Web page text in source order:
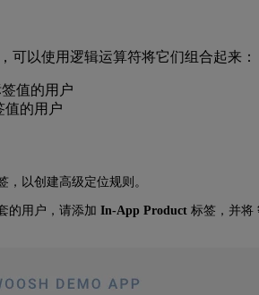
可以使用逻辑运算符将它们组合起来：
值的用户
值的用户
以创建高级定位规则。
的用户，请添加 In-App Product 标签，并将